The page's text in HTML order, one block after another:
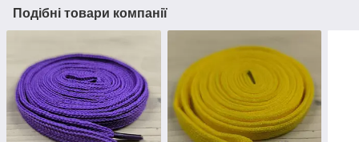
Подібні товари компанії